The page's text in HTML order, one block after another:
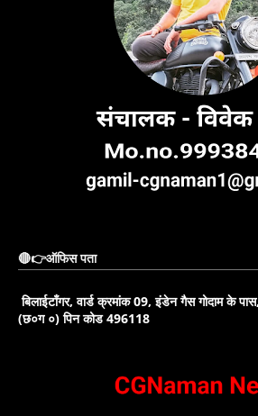
🔴👉ऑफिस पता
बिलाईटाँगर, वार्ड क्रमांक 09, इंडेन गैस गोदाम के
(छ०ग ०) पिन कोड 496118